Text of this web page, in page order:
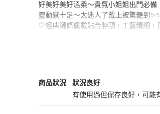
好美好美好溫柔～貴氣小姐姐出門必備
靈動感十足～太迷人了戴上被驚艷到
🤍經典鏈條佩戴貼合脖頸，工藝精細，
✨請私聊確定有貨才下單，有機會在店舖
🌇香港實體註冊公司，擁有完整日本
商品狀況
BVLGARI 女士配件商品狀態與細節
狀況良好
有使用過但保存良好，可能
狀況良好